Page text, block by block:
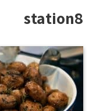
station8